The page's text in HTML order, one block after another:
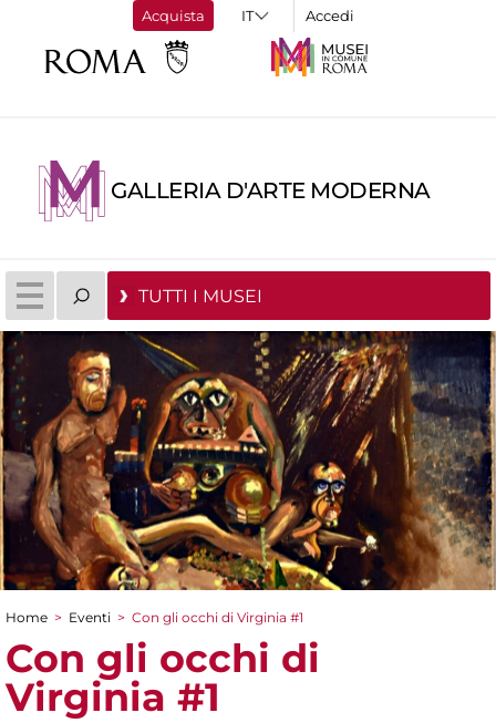
Acquista Accedi
GALLERIA D'ARTE MODERNA
TUTTI I MUSEI
Tu sei qui
Home > Eventi > Con gli occhi di Virginia #1
Con gli occhi di
Virginia #1